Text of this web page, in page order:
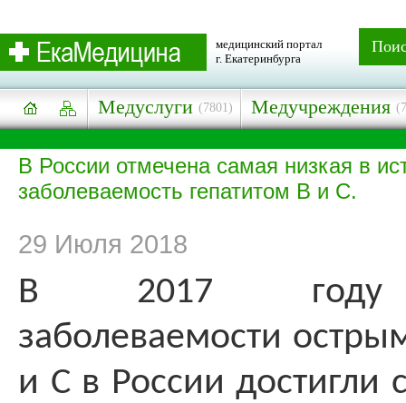
медицинский портал
г. Екатеринбурга
Медуслуги (7801) Медучреждения
В России отмечена самая низкая в
заболеваемость гепатитом В и С.
29 Июля 2018
В 2017 году
заболеваемости
и С в России достигли